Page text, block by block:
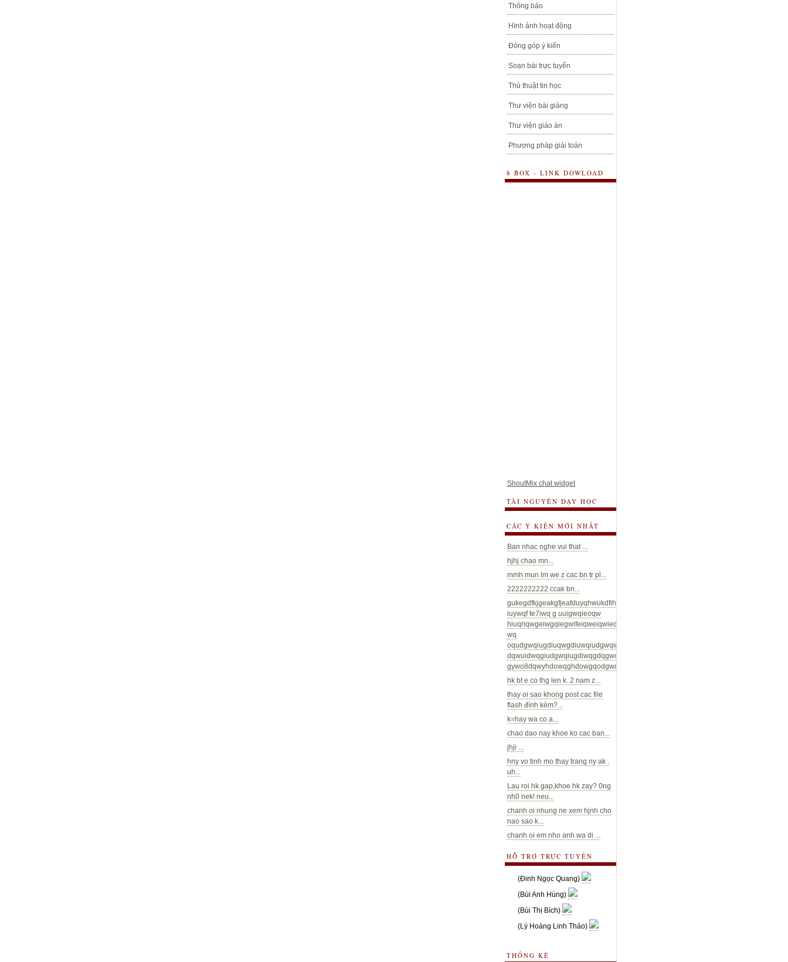
Thông báo
Hình ảnh hoạt động
Đóng góp ý kiến
Soạn bài trực tuyến
Thủ thuật tin học
Thư viện bài giảng
Thư viện giáo án
Phương pháp giải toán
8 BOX - LINK DOWLOAD
ShoutMix chat widget
TÀI NGUYÊN DẠY HỌC
CÁC Ý KIẾN MỚI NHẤT
Ban nhac nghe vui that ...
hjhj chao mn...
mmh mun lm we z cac bn tr pl...
2222222222 ccak bn...
iuywqf te7iwq g uuigwqieoqw
wq
gywo8dqwyhdowqghdowgqodgwqodowqghdohgwqodi...
hk bt e co thg len k. 2 nam z...
thay oi sao khong post cac file
flash đính kèm?...
k=hay wa co a...
chao dao nay khoe ko cac ban...
jhji ...
hny vo tinh mo thay trang ny ak .
uh...
Lau roi hk gap,khoe hk zay? 0ng
nh0 nek! neu...
chanh oi nhung ne xem hjnh cho
nao sao k...
chanh oi em nho anh wa di ...
HỖ TRỢ TRỰC TUYẾN
(Đinh Ngọc Quang)
(Bùi Anh Hùng)
(Bùi Thị Bích)
(Lý Hoàng Linh Thảo)
THỐNG KÊ